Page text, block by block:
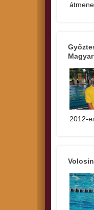
2012-